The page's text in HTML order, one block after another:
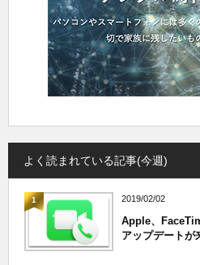
よく読まれている記事(今週)
1 2019/02/02
Apple、
アップデートが